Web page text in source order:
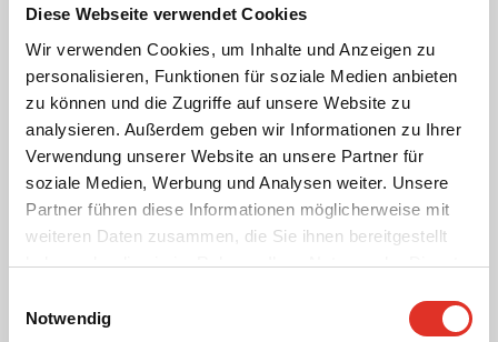
Diese Webseite verwendet Cookies
Wir verwenden Cookies, um Inhalte und Anzeigen zu
personalisieren, Funktionen für soziale Medien anbieten
zu können und die Zugriffe auf unsere Website zu
analysieren. Außerdem geben wir Informationen zu Ihrer
Verwendung unserer Website an unsere Partner für
soziale Medien, Werbung und Analysen weiter. Unsere
Partner führen diese Informationen möglicherweise mit
weiteren Daten zusammen, die Sie ihnen bereitgestellt
haben oder die sie im Rahmen Ihrer Nutzung der Dienste
Notwendig